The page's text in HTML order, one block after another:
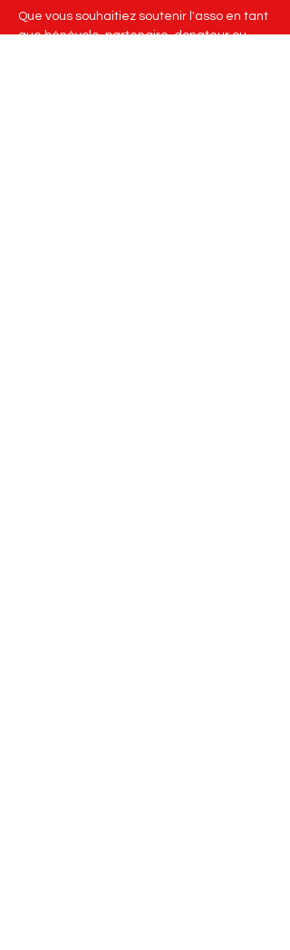
Que vous souhaitiez soutenir l'asso en tant
que bénévole, partenaire, donateur ou